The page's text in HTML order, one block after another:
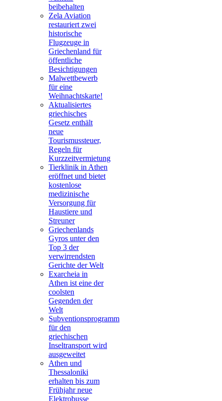
beibehalten
Zela Aviation
restauriert zwei
historische
Flugzeuge in
Griechenland für
öffentliche
Besichtigungen
Malwettbewerb
für eine
Weihnachtskarte!
Aktualisiertes
griechisches
Gesetz enthält
neue
Tourismussteuer,
Regeln für
Kurzzeitvermietung
Tierklinik in Athen
eröffnet und bietet
kostenlose
medizinische
Versorgung für
Haustiere und
Streuner
Griechenlands
Gyros unter den
Top 3 der
verwirrendsten
Gerichte der Welt
Exarcheia in
Athen ist eine der
coolsten
Gegenden der
Welt
Subventionsprogramm
für den
griechischen
Inseltransport wird
ausgeweitet
Athen und
Thessaloniki
erhalten bis zum
Frühjahr neue
Elektrobusse